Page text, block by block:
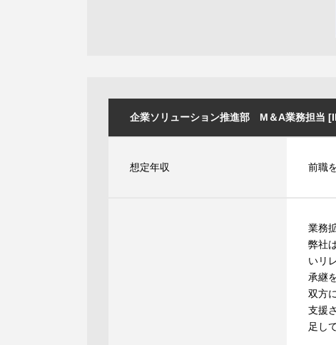
企業ソリューション推進部 M＆A業務担当
想定年収 前職
業務
弊社
いリ
承継
双方
支援
足し